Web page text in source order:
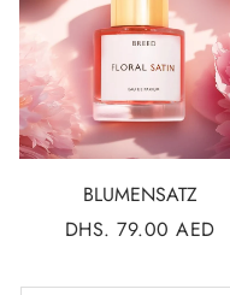
BLUMENSATZ
NORMALER
DHS. 79.00 AED